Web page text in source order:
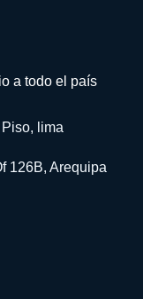
a todo el país
lima
126B, Arequipa